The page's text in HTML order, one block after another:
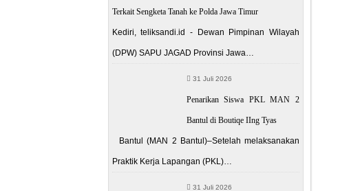
Terkait Sengketa Tanah ke Polda Jawa Timur
Kediri, teliksandi.id - Dewan Pimpinan Wilayah
(DPW) SAPU JAGAD Provinsi Jawa…
31 Juli 2026
Penarikan Siswa PKL MAN 2
Bantul di Boutiqe IIng Tyas
Bantul (MAN 2 Bantul)–Setelah melaksanakan
Praktik Kerja Lapangan (PKL)…
31 Juli 2026